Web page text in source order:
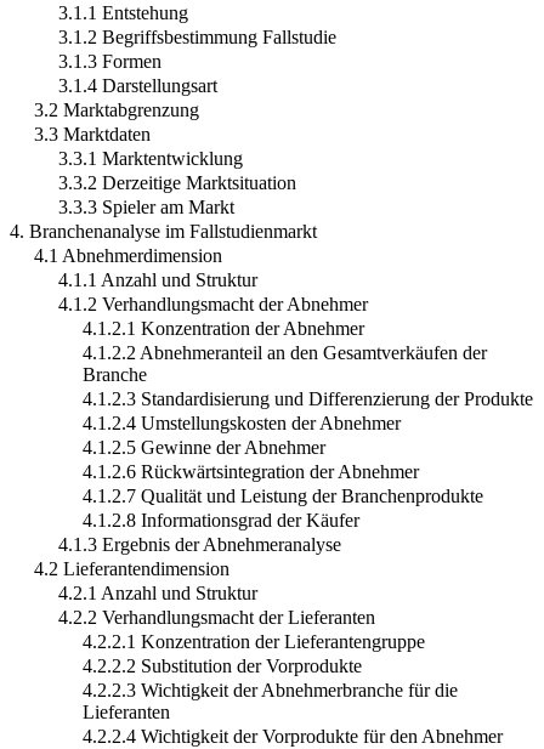
3.1.1 Entstehung
3.1.2 Begriffsbestimmung Fallstudie
3.1.3 Formen
3.1.4 Darstellungsart
3.2 Marktabgrenzung
3.3 Marktdaten
3.3.1 Marktentwicklung
3.3.2 Derzeitige Marktsituation
3.3.3 Spieler am Markt
4. Branchenanalyse im Fallstudienmarkt
4.1 Abnehmerdimension
4.1.1 Anzahl und Struktur
4.1.2 Verhandlungsmacht der Abnehmer
4.1.2.1 Konzentration der Abnehmer
4.1.2.2 Abnehmeranteil an den Gesamtverkäufen der
Branche
4.1.2.3 Standardisierung und Differenzierung der Produkte
4.1.2.4 Umstellungskosten der Abnehmer
4.1.2.5 Gewinne der Abnehmer
4.1.2.6 Rückwärtsintegration der Abnehmer
4.1.2.7 Qualität und Leistung der Branchenprodukte
4.1.2.8 Informationsgrad der Käufer
4.1.3 Ergebnis der Abnehmeranalyse
4.2 Lieferantendimension
4.2.1 Anzahl und Struktur
4.2.2 Verhandlungsmacht der Lieferanten
4.2.2.1 Konzentration der Lieferantengruppe
4.2.2.2 Substitution der Vorprodukte
4.2.2.3 Wichtigkeit der Abnehmerbranche für die
Lieferanten
4.2.2.4 Wichtigkeit der Vorprodukte für den Abnehmer